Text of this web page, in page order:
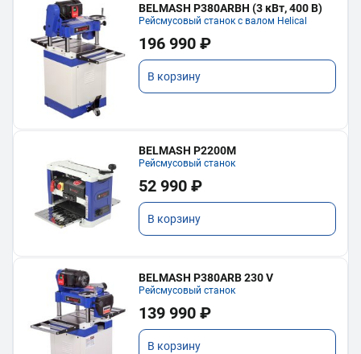
BELMASH P380ARBH (3 кВт, 400 В)
Рейсмусовый станок с валом Helical
196 990 ₽
В корзину
BELMASH P2200M
Рейсмусовый станок
52 990 ₽
В корзину
BELMASH P380ARB 230 V
Рейсмусовый станок
139 990 ₽
В корзину